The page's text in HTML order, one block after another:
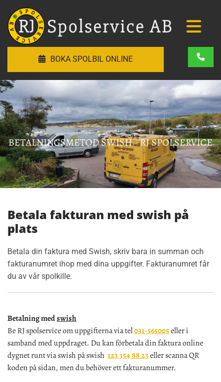
BOKA SPOLBIL ONLINE
BETALNINGSMETOD SWISH - RJ SPOLSERVICE
Betala fakturan med swish på
plats
Betala din faktura med Swish, skriv bara in summan och
fakturanumret ihop med dina uppgifter. Fakturanumret får
du av vår spolkille.
Betalning medswish
Be RJ spolservice om uppgifterna via tel031-565005eller i
samband med uppdraget. Du kan förbetala din faktura online
dygnet runt via swish på swish 123 354 88 23eller scanna QR
koden på sidan, men du behöver ett fakturanummer.